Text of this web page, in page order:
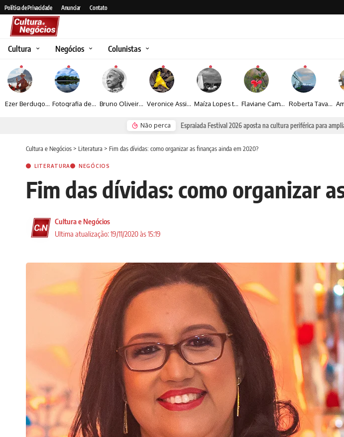
Política de Privacidade Anunciar Contato
Cultura Negócios Colunistas
Ezer Berdugo transforma experiências multiculturais e memórias em narrativas visuais por meio da fotografia Fotografia de Fátima Carlini transforma paisagens naturais em experiências de contemplação Bruno Oliveira retrata o cotidiano urbano por meio da fotografia em preto e branco Veronice Assini Saes transforma a natureza em fotografias marcadas pela sensibilidade Maíza Lopes transforma cultura popular baiana em narrativas fotográficas Flaviane Campos transforma natureza, espiritualidade e sensibilidade em narrativas fotográficas Roberta Tavares transforma a fotografia em obras de arte marcadas pela sensibilidade e sofisticação
Não perca Espraiada Festival 2026 aposta na cultura periférica para
Cultura e Negócios > Literatura > Fim das dívidas: como organizar as finanças ainda em 2020?
LITERATURA NEGÓCIOS
Fim das dívidas: como organizar
Ultima atualização: 19/11/2020 às 15:19
Cultura e Negócios